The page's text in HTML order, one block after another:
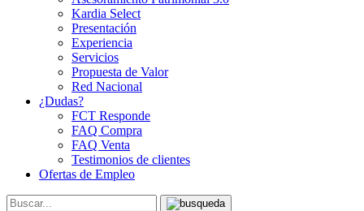
Kardia Select
Presentación
Experiencia
Servicios
Propuesta de Valor
Red Nacional
¿Dudas?
FCT Responde
FAQ Compra
FAQ Venta
Testimonios de clientes
Ofertas de Empleo